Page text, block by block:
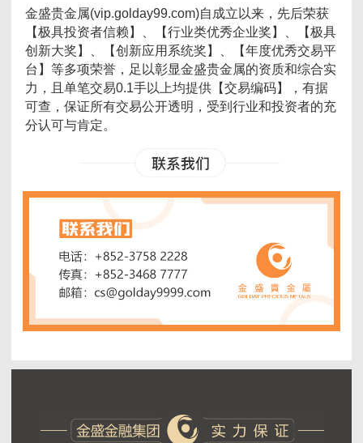
金盛贵金属(vip.golday99.com)自成立以来，先后荣获
【极具投资者信赖】、【行业类优秀企业奖】、【极具
创新大奖】、【创新应用系统奖】、【年度优秀交易平
台】等多项荣誉，足以彰显金盛贵金属的资质和综合实
力，且单笔交易0.1手以上均提供【交易编码】，有据
可查，保证所有交易公开透明，受到行业和投资者的充
分认可与肯定。